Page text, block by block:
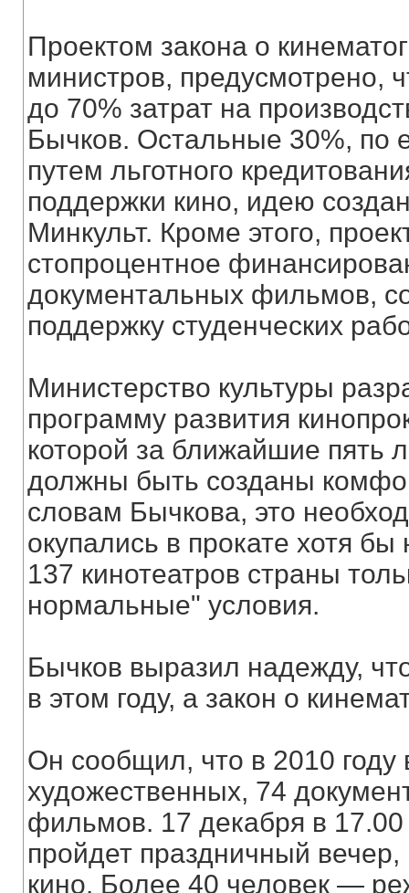
Проектом закона о
министров, предусмотрено,
до 70% затрат на
Бычков. Остальные 30%, по
путем льготного
поддержки кино, идею
Минкульт. Кроме этого,
стопроцентное
документальных фильмов,
поддержку студенческих
Министерство культуры
программу развития
которой за ближайшие пять
должны быть созданы
словам Бычкова, это
окупались в прокате хотя
137 кинотеатров страны
нормальные" условия.
Бычков выразил надежду,
в этом году, а закон о
Он сообщил, что в 2010
художественных, 74
фильмов. 17 декабря в
пройдет праздничный
кино. Более 40 человек —